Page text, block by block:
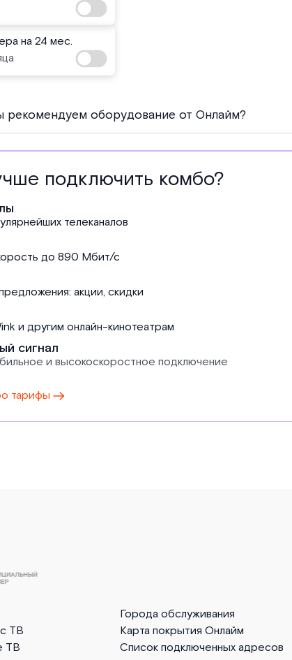
на 24 мес.
рекомендуем оборудование от Онлайм?
подключить комбо?
телеканалов
до 890 Мбит/с
акции, скидки
и другим онлайн-кинотеатрам
сигнал
и высокоскоростное подключение
тарифы
ТВ
ТВ
Города обслуживания
Карта покрытия Онлайм
Список подключенных адресов